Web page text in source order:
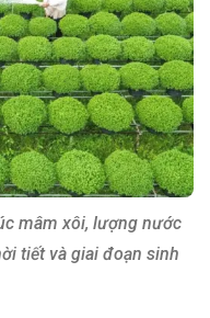
mâm xôi, lượng nước
tiết và giai đoạn sinh